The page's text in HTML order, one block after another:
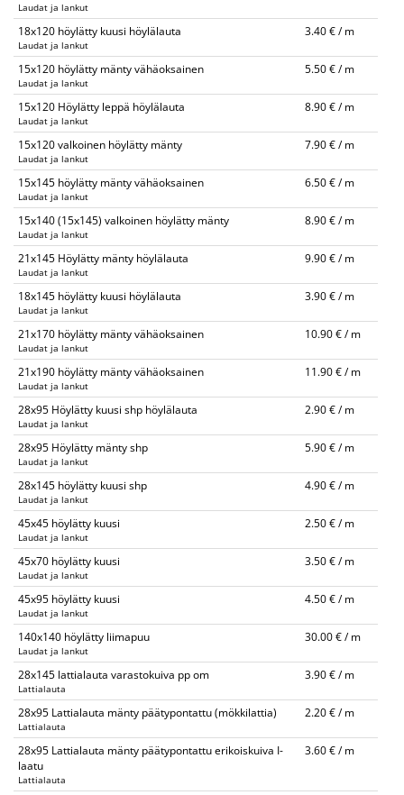
Laudat ja lankut
18x120 höylätty kuusi höylälauta
Laudat ja lankut
3.40 € / m
15x120 höylätty mänty vähäoksainen
Laudat ja lankut
5.50 € / m
15x120 Höylätty leppä höylälauta
Laudat ja lankut
8.90 € / m
15x120 valkoinen höylätty mänty
Laudat ja lankut
7.90 € / m
15x145 höylätty mänty vähäoksainen
Laudat ja lankut
6.50 € / m
15x140 (15x145) valkoinen höylätty mänty
Laudat ja lankut
8.90 € / m
21x145 Höylätty mänty höylälauta
Laudat ja lankut
9.90 € / m
18x145 höylätty kuusi höylälauta
Laudat ja lankut
3.90 € / m
21x170 höylätty mänty vähäoksainen
Laudat ja lankut
10.90 € / m
21x190 höylätty mänty vähäoksainen
Laudat ja lankut
11.90 € / m
28x95 Höylätty kuusi shp höylälauta
Laudat ja lankut
2.90 € / m
28x95 Höylätty mänty shp
Laudat ja lankut
5.90 € / m
28x145 höylätty kuusi shp
Laudat ja lankut
4.90 € / m
45x45 höylätty kuusi
Laudat ja lankut
2.50 € / m
45x70 höylätty kuusi
Laudat ja lankut
3.50 € / m
45x95 höylätty kuusi
Laudat ja lankut
4.50 € / m
140x140 höylätty liimapuu
Laudat ja lankut
30.00 € / m
28x145 lattialauta varastokuiva pp om
Lattialauta
3.90 € / m
28x95 Lattialauta mänty päätypontattu (mökkilattia)
Lattialauta
2.20 € / m
28x95 Lattialauta mänty päätypontattu erikoiskuiva I-
laatu
Lattialauta
3.60 € / m